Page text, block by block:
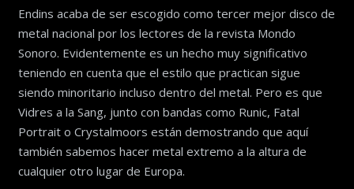
Endins acaba de ser escogido como tercer mejor disco de
metal nacional por los lectores de la revista Mondo
Sonoro. Evidentemente es un hecho muy significativo
teniendo en cuenta que el estilo que practican sigue
siendo minoritario incluso dentro del metal. Pero es que
Vidres a la Sang, junto con bandas como Runic, Fatal
Portrait o Crystalmoors están demostrando que aquí
también sabemos hacer metal extremo a la altura de
cualquier otro lugar de Europa.